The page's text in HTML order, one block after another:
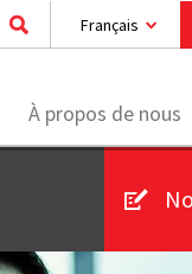
Français
À propos de nous